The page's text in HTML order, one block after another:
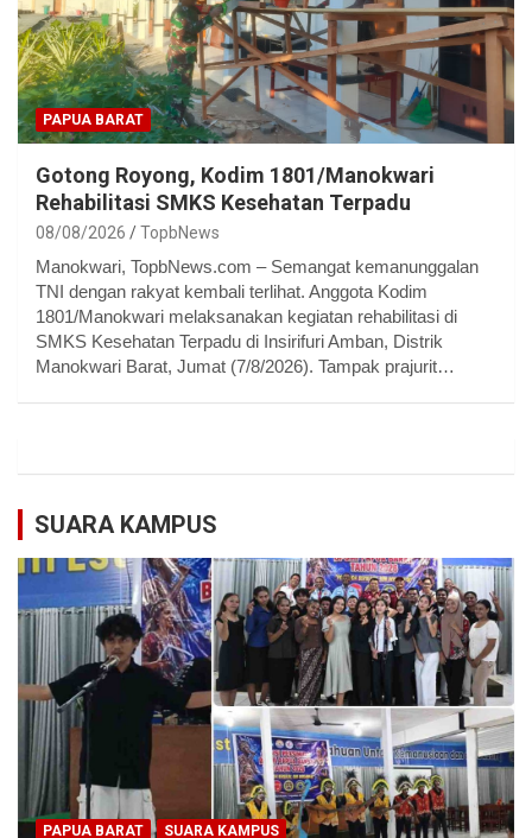
PAPUA BARAT
Gotong Royong, Kodim 1801/Manokwari
Rehabilitasi SMKS Kesehatan Terpadu
08/08/2026 TopbNews
Manokwari, TopbNews.com – Semangat kemanunggalan
TNI dengan rakyat kembali terlihat. Anggota Kodim
1801/Manokwari melaksanakan kegiatan rehabilitasi di
SMKS Kesehatan Terpadu di Insirifuri Amban, Distrik
Manokwari Barat, Jumat (7/8/2026). Tampak prajurit…
SUARA KAMPUS
PAPUA BARAT SUARA KAMPUS